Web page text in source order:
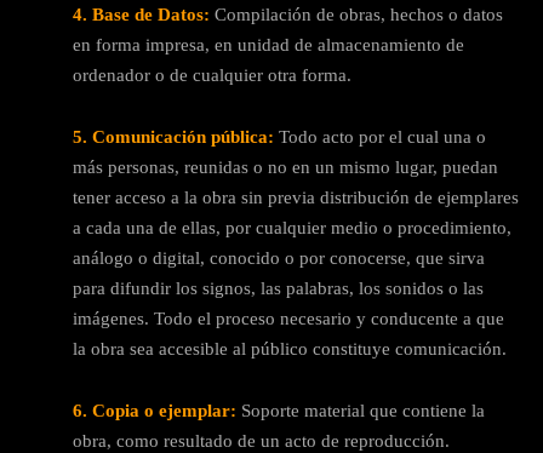
4. Base de Datos: Compilación de obras, hechos o datos
en forma impresa, en unidad de almacenamiento de
ordenador o de cualquier otra forma.
5. Comunicación pública: Todo acto por el cual una o
más personas, reunidas o no en un mismo lugar, puedan
tener acceso a la obra sin previa distribución de ejemplares
a cada una de ellas, por cualquier medio o procedimiento,
análogo o digital, conocido o por conocerse, que sirva
para difundir los signos, las palabras, los sonidos o las
imágenes. Todo el proceso necesario y conducente a que
la obra sea accesible al público constituye comunicación.
6. Copia o ejemplar: Soporte material que contiene la
obra, como resultado de un acto de reproducción.